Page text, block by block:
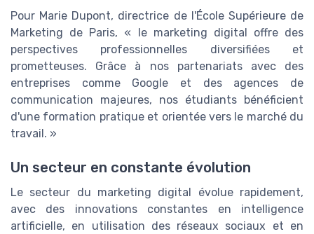
Pour Marie Dupont, directrice de l'École Supérieure de
Marketing de Paris, « le marketing digital offre des
perspectives professionnelles diversifiées et
prometteuses. Grâce à nos partenariats avec des
entreprises comme Google et des agences de
communication majeures, nos étudiants bénéficient
d'une formation pratique et orientée vers le marché du
travail. »
Un secteur en constante évolution
Le secteur du marketing digital évolue rapidement,
avec des innovations constantes en intelligence
artificielle, en utilisation des réseaux sociaux et en